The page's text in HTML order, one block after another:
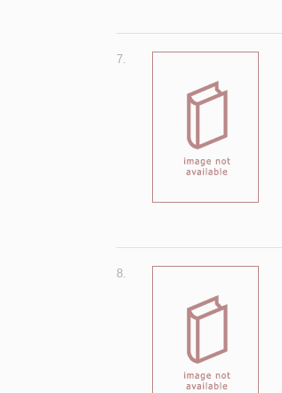
7.
8.